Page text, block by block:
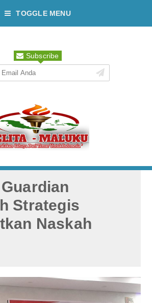
TOGGLE MENU
Subscribe
Strategis
Naskah